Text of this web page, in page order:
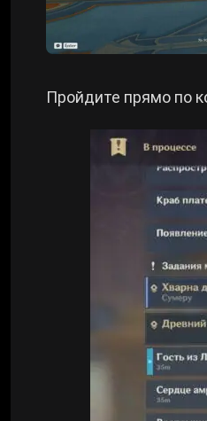
Пройдите прямо по